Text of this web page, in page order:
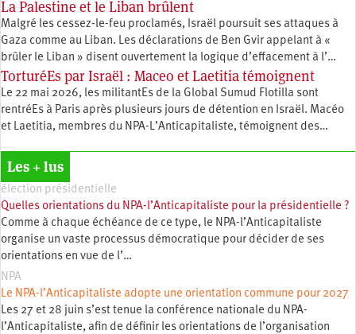
La Palestine et le Liban brûlent
Malgré les cessez-le-feu proclamés, Israël poursuit ses attaques à
Gaza comme au Liban. Les déclarations de Ben Gvir appelant à «
brûler le Liban » disent ouvertement la logique d’effacement à l’…
TorturéEs par Israël : Maceo et Laetitia témoignent
Le 22 mai 2026, les militantEs de la Global Sumud Flotilla sont
rentréEs à Paris après plusieurs jours de détention en Israël. Macéo
et Laetitia, membres du ‪NPA-L’Anticapitaliste, témoignent des…
Les + lus
élection présidentielle
Quelles orientations du NPA-l’Anticapitaliste pour la présidentielle ?
Comme à chaque échéance de ce type, le NPA-l’Anticapitaliste
organise un vaste processus démocratique pour décider de ses
orientations en vue de l’…
NPA
Le NPA-l’Anticapitaliste adopte une orientation commune pour 2027
Les 27 et 28 juin s’est tenue la conférence nationale du NPA-
l’Anticapitaliste, afin de définir les orientations de l’organisation